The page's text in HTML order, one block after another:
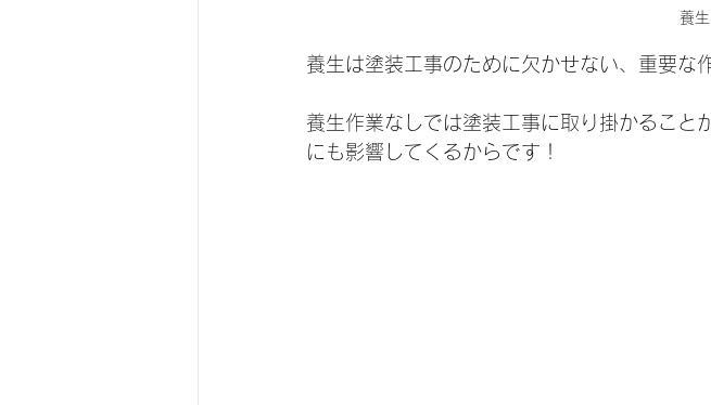
養生
養生は塗装工事のために欠かせない、重要な
養生作業なしでは塗装工事に取り掛かること
にも影響してくるからです！